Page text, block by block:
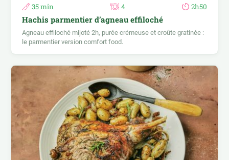
35 min 4 2h50
Hachis parmentier d’agneau effiloché
Agneau effiloché mijoté 2h, purée crémeuse et croûte gratinée :
le parmentier version comfort food.